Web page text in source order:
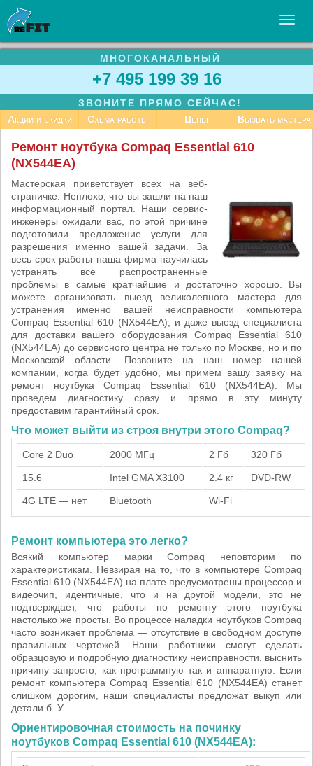
УСЛУГИ
БИЗНЕСУ
СТАТЬИ
МНОГОКАНАЛЬНЫЙ
+7 495 199 39 16
ЗВОНИТЕ ПРЯМО СЕЙЧАС!
Акции и скидки
Схема работы Цены Вызвать мастера
Ремонт ноутбука Compaq Essential 610
(NX544EA)
Мастерская приветствует всех на веб-
страничке. Неплохо, что вы зашли на наш
информационный портал. Наши сервис-
инженеры ожидали вас, по этой причине
подготовили предложение услуги для
разрешения именно вашей задачи. За
весь срок работы наша фирма научилась
устранять все распространенные
проблемы в самые кратчайшие и достаточно хорошо. Вы
можете организовать выезд великолепного мастера для
устранения именно вашей неисправности компьютера
Compaq Essential 610 (NX544EA), и даже выезд специалиста
для доставки вашего оборудования Compaq Essential 610
(NX544EA) до сервисного центра не только по Москве, но и по
Московской области. Позвоните на наш номер нашей
компании, когда будет удобно, мы примем вашу заявку на
ремонт ноутбука Compaq Essential 610 (NX544EA). Мы
проведем диагностику сразу и прямо в эту минуту
предоставим гарантийный срок.
Что может выйти из строя внутри этого Compaq?
Core 2 Duo 2000 МГц 2 Гб 320 Гб
15.6 Intel GMA X3100 2.4 кг DVD-RW
4G LTE — нет Bluetooth Wi-Fi
Ремонт компьютера это легко?
Всякий компьютер марки Compaq неповторим по
характеристикам. Невзирая на то, что в компьютере Compaq
Essential 610 (NX544EA) на плате предусмотрены процессор и
видеочип, идентичные, что и на другой модели, это не
подтверждает, что работы по ремонту этого ноутбука
настолько же просты. Во процессе наладки ноутбуков Compaq
часто возникает проблема — отсутствие в свободном доступе
правильных чертежей. Наши работники смогут сделать
образцовую и подробную диагностику неисправности, выснить
причину запросто, как программную так и аппаратную. Если
ремонт компьютера Compaq Essential 610 (NX544EA) станет
слишком дорогим, наши специалисты предложат выкуп или
детали б. У.
Ориентировочная стоимость на починку
ноутбуков Compaq Essential 610 (NX544EA):